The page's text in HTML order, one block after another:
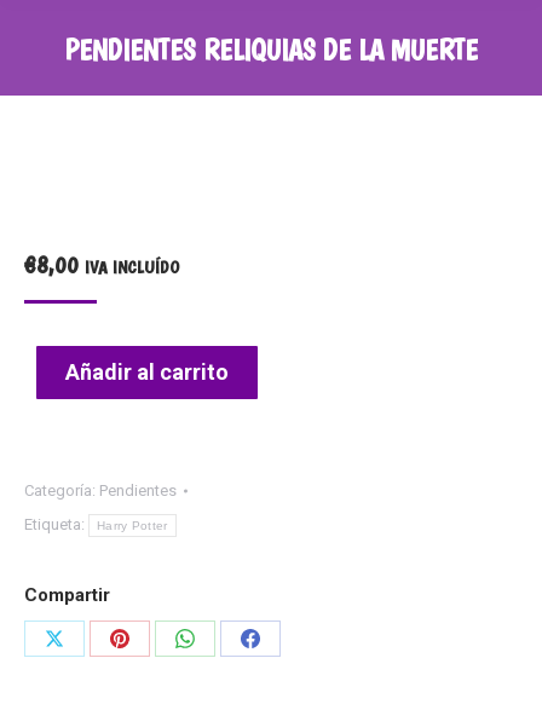
PENDIENTES RELIQUIAS DE LA MUERTE
€8,00 IVA INCLUÍDO
Añadir al carrito
Categoría: Pendientes
Etiqueta:
Harry Potter
Compartir
Share
Share
Share
Share